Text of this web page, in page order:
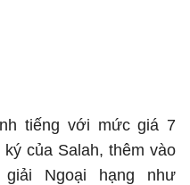
tiếng với mức giá 7
của Salah, thêm vào
Ngoại hạng như